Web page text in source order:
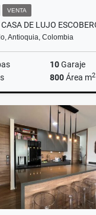
VENTA
Antioquia, Colombia
10Garaje
800Área m2
$6.500.000.000